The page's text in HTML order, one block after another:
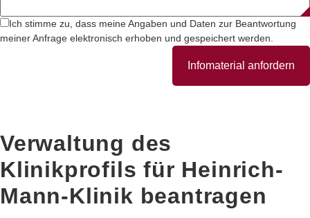
Ich stimme zu, dass meine Angaben und Daten zur Beantwortung
meiner Anfrage elektronisch erhoben und gespeichert werden.
Infomaterial anfordern
Verwaltung des
Klinikprofils für Heinrich-
Mann-Klinik beantragen